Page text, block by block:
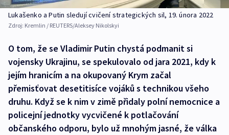
Lukašenko a Putin sledují cvičení strategických sil, 19. února 2022
Zdroj: Kremlin / REUTERS/Aleksey Nikolskyi
O tom, že se Vladimir Putin chystá podmanit si
vojensky Ukrajinu, se spekulovalo od jara 2021, kdy k
jejím hranicím a na okupovaný Krym začal
přemisťovat desetitisíce vojáků s technikou všeho
druhu. Když se k nim v zimě přidaly polní nemocnice a
policejní jednotky vycvičené k potlačování
občanského odporu, bylo už mnohým jasné, že válka